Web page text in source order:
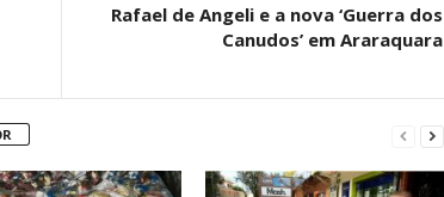
Rafael de Angeli e a nova ‘Guerra dos
Canudos’ em Araraquara